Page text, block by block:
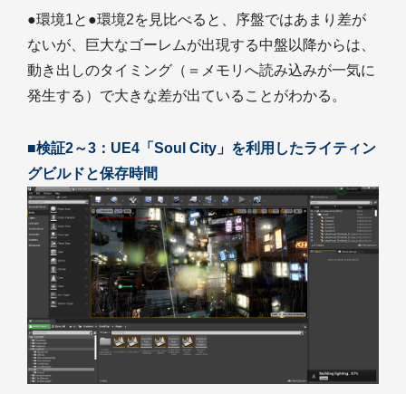
●環境1と●環境2を見比べると、序盤ではあまり差が
ないが、巨大なゴーレムが出現する中盤以降からは、
動き出しのタイミング（＝メモリへ読み込みが一気に
発生する）で大きな差が出ていることがわかる。
■検証2～3：UE4「Soul City」を利用したライティン
グビルドと保存時間